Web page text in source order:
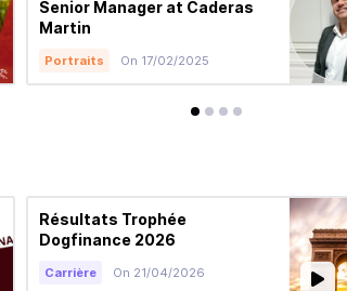
Senior Manager at Caderas
Martin
Portraits On 17/02/2025
avisavisavisavis
Résultats Trophée
Dogfinance 2026
Carrière On 21/04/2026